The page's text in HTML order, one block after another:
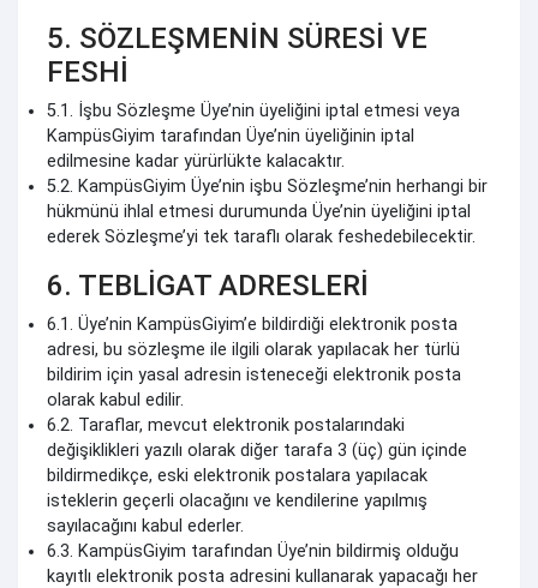
5. SÖZLEŞMENİN SÜRESİ VE
FESHİ
5.1. İşbu Sözleşme Üye’nin üyeliğini iptal etmesi veya
KampüsGiyim tarafından Üye’nin üyeliğinin iptal
edilmesine kadar yürürlükte kalacaktır.
5.2. KampüsGiyim Üye’nin işbu Sözleşme’nin herhangi bir
hükmünü ihlal etmesi durumunda Üye’nin üyeliğini iptal
ederek Sözleşme’yi tek taraflı olarak feshedebilecektir.
6. TEBLİGAT ADRESLERİ
6.1. Üye’nin KampüsGiyim’e bildirdiği elektronik posta
adresi, bu sözleşme ile ilgili olarak yapılacak her türlü
bildirim için yasal adresin isteneceği elektronik posta
olarak kabul edilir.
6.2. Taraflar, mevcut elektronik postalarındaki
değişiklikleri yazılı olarak diğer tarafa 3 (üç) gün içinde
bildirmedikçe, eski elektronik postalara yapılacak
isteklerin geçerli olacağını ve kendilerine yapılmış
sayılacağını kabul ederler.
6.3. KampüsGiyim tarafından Üye’nin bildirmiş olduğu
kayıtlı elektronik posta adresini kullanarak yapacağı her